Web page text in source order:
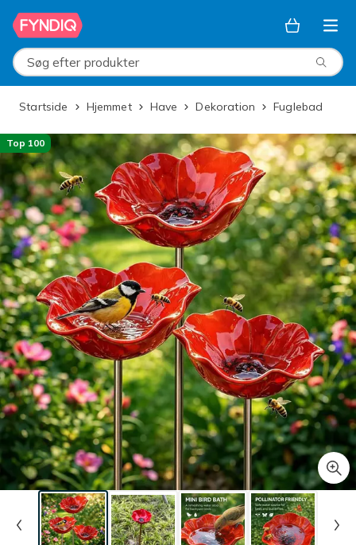
Spring til hovedindhold
Søg efter produkter
Startside Hjemmet Have Dekoration Fuglebad
Top 100